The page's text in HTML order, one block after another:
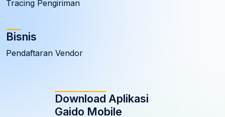
Tracing Pengiriman
Bisnis
Pendaftaran Vendor
Download Aplikasi
Gaido Mobile